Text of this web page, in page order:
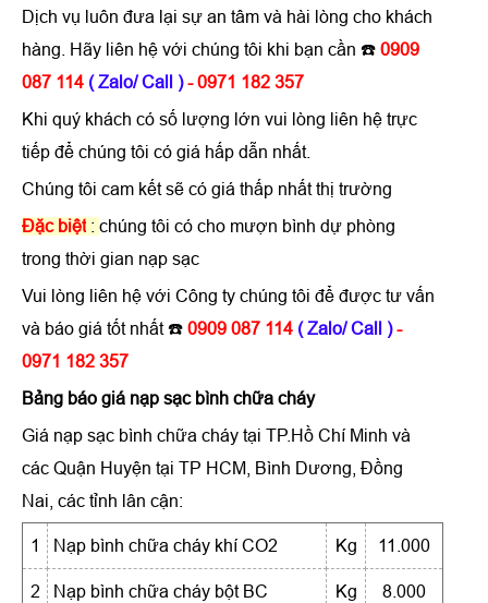
Dịch vụ luôn đưa lại sự an tâm và hài lòng cho khách
hàng. Hãy liên hệ với chúng tôi khi bạn cần ☎️ 0909
087 114 ( Zalo/ Call )- 0971 182 357
Khi quý khách có số lượng lớn vui lòng liên hệ trực
tiếp để chúng tôi có giá hấp dẫn nhất.
Chúng tôi cam kết sẽ có giá thấp nhất thị trường
Đặc biệt : chúng tôi có cho mượn bình dự phòng
trong thời gian nạp sạc
Vui lòng liên hệ với Công ty chúng tôi để được tư vấn
và báo giá tốt nhất ☎️ 0909 087 114 ( Zalo/ Call )-
0971 182 357
Bảng báo giá nạp sạc bình chữa cháy
Giá nạp sạc bình chữa cháy tại TP.Hồ Chí Minh và
các Quận Huyện tại TP HCM, Bình Dương, Đồng
Nai, các tỉnh lân cận:
1 Nạp bình chữa cháy khí CO2 Kg 11.000
2 Nạp bình chữa cháy bột BC Kg 8.000